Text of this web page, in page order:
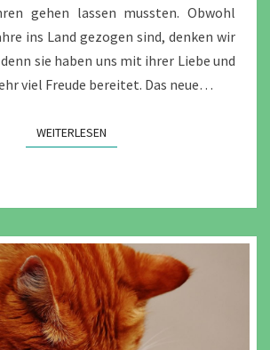
gehen lassen mussten. Obwohl
ins Land gezogen sind, denken wir
sie haben uns mit ihrer Liebe und
viel Freude bereitet. Das neue…
WEITERLESENWEITERLESEN